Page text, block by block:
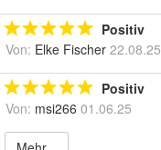
Positiv
Von: Elke Fischer 22.08.25
Positiv
Von: msi266 01.06.25